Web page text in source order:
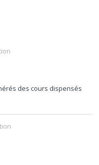
des cours dispensés